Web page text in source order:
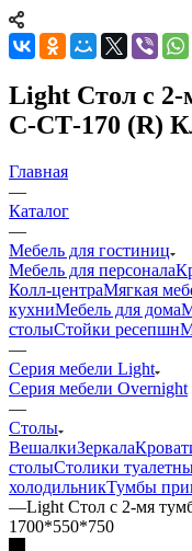
Light Стол с
С-СТ-170 (R)
Главная
—
Каталог
—
Мебель для гостиниц
Мебель для персонала
Колл-центраМягкая
кухниМебель для дома
столыСтойки ресепшн
—
Серия мебели Light
Серия мебели Overnight
—
Столы
ВешалкиЗеркала
столыСтолики
холодильникТумбы
—Light Стол с 2-мя
1700*550*750